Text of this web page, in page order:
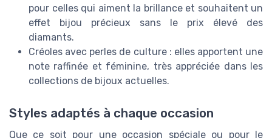
pour celles qui aiment la brillance et souhaitent un
effet bijou précieux sans le prix élevé des
diamants.
Créoles avec perles de culture : elles apportent une
note raffinée et féminine, très appréciée dans les
collections de bijoux actuelles.
Styles adaptés à chaque occasion
Que ce soit pour une occasion spéciale ou pour le